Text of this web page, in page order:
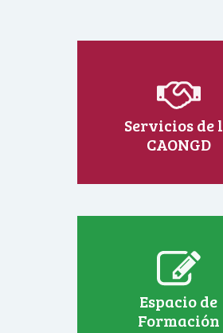
Servicios de
CAONGD
Espacio de
Formación